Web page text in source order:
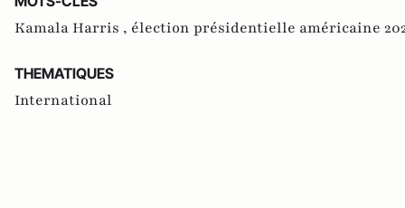
Kamala Harris , élection présidentielle américaine
THEMATIQUES
International